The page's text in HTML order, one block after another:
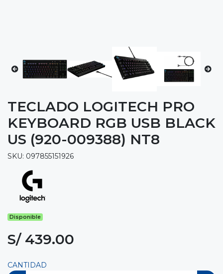
TECLADO LOGITECH PRO
KEYBOARD RGB USB BLACK
US (920-009388) NT8
SKU: 097855151926
Disponible
S/ 439.00
CANTIDAD